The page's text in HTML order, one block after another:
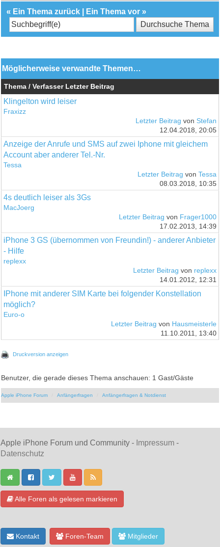
« Ein Thema zurück Ein Thema vor »
Möglicherweise verwandte Themen…
Thema / Verfasser Letzter Beitrag
Klingelton wird leiser
Fraxizz
Letzter Beitrag von Stefan
12.04.2018, 20:05
Anzeige der Anrufe und SMS auf zwei Iphone mit gleichem
Account aber anderer Tel.-Nr.
Tessa
Letzter Beitrag von Tessa
08.03.2018, 10:35
4s deutlich leiser als 3Gs
MacJoerg
Letzter Beitrag von Frager1000
17.02.2013, 14:39
iPhone 3 GS (übernommen von Freundin!) - anderer Anbieter
- Hilfe
replexx
Letzter Beitrag von replexx
14.01.2012, 12:31
IPhone mit anderer SIM Karte bei folgender Konstellation
möglich?
Euro-o
Letzter Beitrag von Hausmeisterle
11.10.2011, 13:40
Druckversion anzeigen
Benutzer, die gerade dieses Thema anschauen: 1 Gast/Gäste
Apple iPhone Forum Anfängerfragen Anfängerfragen & Notdienst
Apple iPhone Forum und Community - Impressum -
Datenschutz
Alle Foren als gelesen markieren
Kontakt Foren-Team Mitglieder